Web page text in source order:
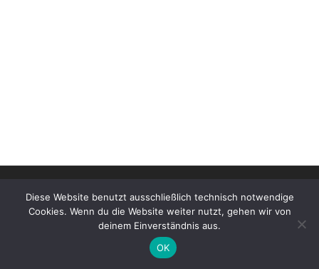
vorbehalten
Diese Website benutzt ausschließlich technisch notwendige
Cookies. Wenn du die Website weiter nutzt, gehen wir von
deinem Einverständnis aus.
OK